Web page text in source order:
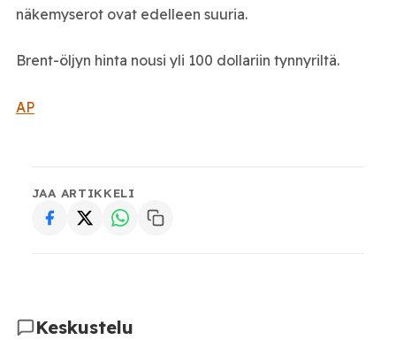
näkemyserot ovat edelleen suuria.
Brent-öljyn hinta nousi yli 100 dollariin tynnyriltä.
AP
JAA ARTIKKELI
Keskustelu